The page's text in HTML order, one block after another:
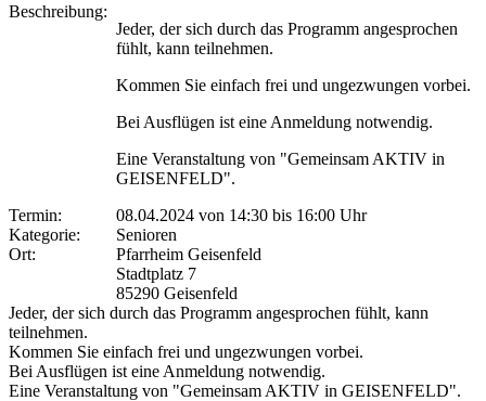
Beschreibung:
Jeder, der sich durch das Programm angesprochen
fühlt, kann teilnehmen.
Kommen Sie einfach frei und ungezwungen vorbei.
Bei Ausflügen ist eine Anmeldung notwendig.
Eine Veranstaltung von "Gemeinsam AKTIV in
GEISENFELD".
Termin:
08.04.2024 von 14:30 bis 16:00 Uhr
Kategorie:
Senioren
Ort:
Pfarrheim Geisenfeld
Stadtplatz 7
85290 Geisenfeld
Jeder, der sich durch das Programm angesprochen fühlt, kann
teilnehmen.
Kommen Sie einfach frei und ungezwungen vorbei.
Bei Ausflügen ist eine Anmeldung notwendig.
Eine Veranstaltung von "Gemeinsam AKTIV in GEISENFELD".